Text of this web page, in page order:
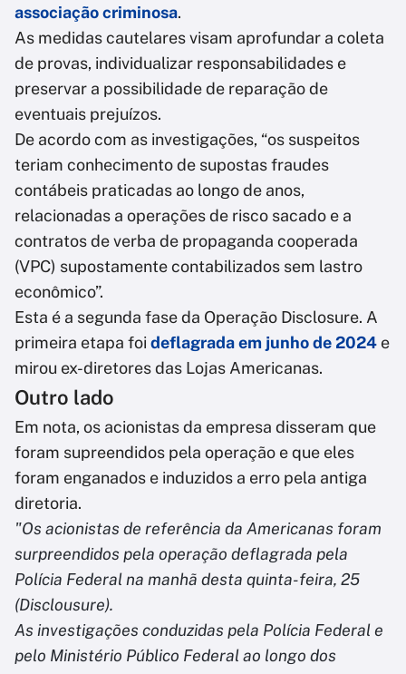
associação criminosa.
As medidas cautelares visam aprofundar a coleta
de provas, individualizar responsabilidades e
preservar a possibilidade de reparação de
eventuais prejuízos.
De acordo com as investigações, “os suspeitos
teriam conhecimento de supostas fraudes
contábeis praticadas ao longo de anos,
relacionadas a operações de risco sacado e a
contratos de verba de propaganda cooperada
(VPC) supostamente contabilizados sem lastro
econômico”.
Esta é a segunda fase da Operação Disclosure. A
primeira etapa foi deflagrada em junho de 2024 e
mirou ex-diretores das Lojas Americanas.
Outro lado
Em nota, os acionistas da empresa disseram que
foram supreendidos pela operação e que eles
foram enganados e induzidos a erro pela antiga
diretoria.
"Os acionistas de referência da Americanas foram
surpreendidos pela operação deflagrada pela
Polícia Federal na manhã desta quinta-feira, 25
(Disclousure).
As investigações conduzidas pela Polícia Federal e
pelo Ministério Público Federal ao longo dos